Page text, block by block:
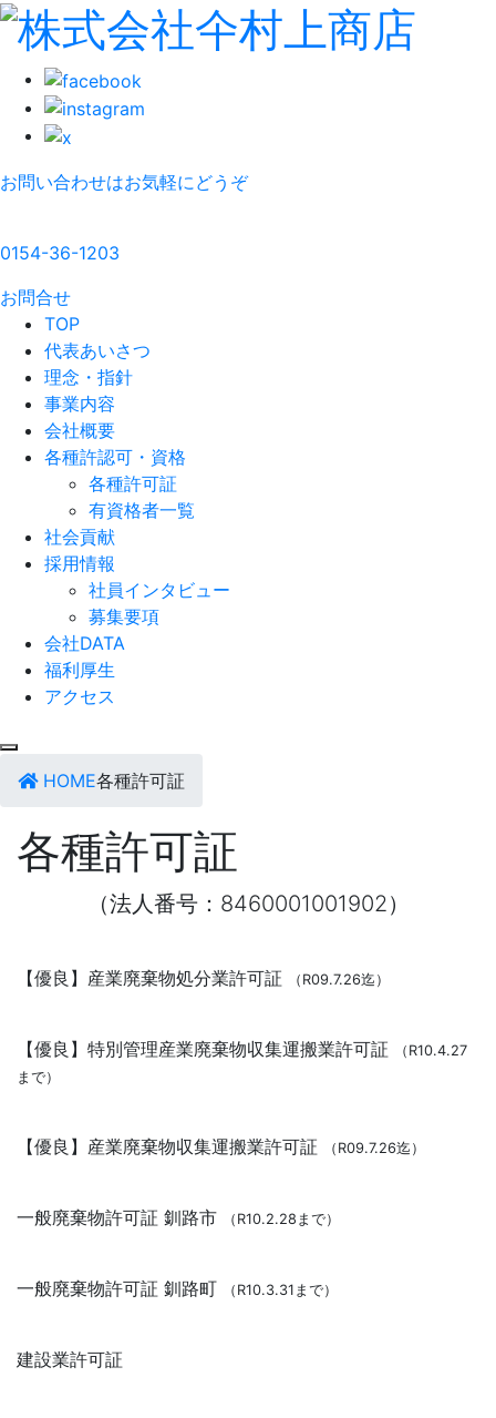
お問い合わせはお気軽にどうぞ
0154-36-1203
お問合せ
TOP
代表あいさつ
理念・指針
事業内容
会社概要
各種許認可・資格
各種許可証
有資格者一覧
社会貢献
採用情報
社員インタビュー
募集要項
会社DATA
福利厚生
アクセス
HOME各種許可証
各種許可証
（法人番号：8460001001902）
【優良】産業廃棄物処分業許可証 （R09.7.26迄）
【優良】特別管理産業廃棄物収集運搬業許可証
（R10.4.27
まで）
【優良】産業廃棄物収集運搬業許可証 （R09.7.26迄）
一般廃棄物許可証 釧路市 （R10.2.28まで）
一般廃棄物許可証 釧路町 （R10.3.31まで）
建設業許可証